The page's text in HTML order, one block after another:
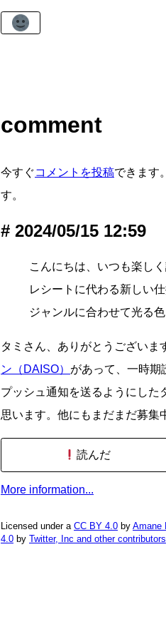
comment
今すぐコメントを投稿できます
す。
2024/05/15 12:59
こんにちは、いつも楽し
レシートに代わる新しい
ジャンルに合わせて光る
タミさん、ありがとうございま
ン（DAISO） があって、一時期
プッシュ通知を送るようにした
思います。他にもまだまだ募集
読んだ
More information...
Licensed under a CC BY 4.0 by Amane
4.0 by Twitter, Inc and other contributors